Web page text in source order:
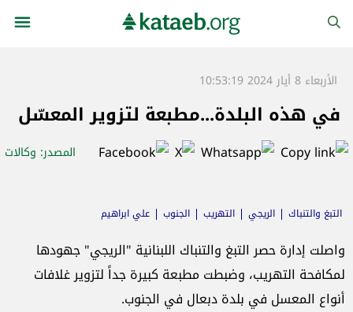
الأربعاء 8 أيار 2024 10:53:19
في هذه البلدة...مطبعة لتزوير المعسّل
المصدر: وكالات
التبغ والتنباك الريجي التهريب الجنوب علي ابراهيم
واصلت إدارة حصر التبغ والتنباك اللبنانية "الريجي" جهودها
لمكافحة التهريب، وضبطت مطبعة كبيرة جداً لتزوير غلافات
أنواع المعسل في بلدة دبعال في الجنوب.